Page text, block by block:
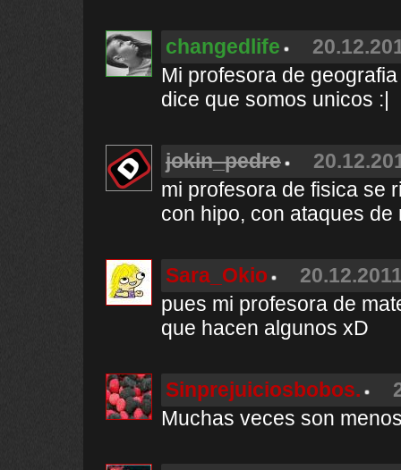
changedlife
Mi profesora de
dice que somos unicos :|
jokin_pedre
mi profesora de fisica se
con hipo, con ataques de
Sara_Okio
pues mi profesora de
que hacen algunos xD
Sinprejuiciosbobos.
Muchas veces son